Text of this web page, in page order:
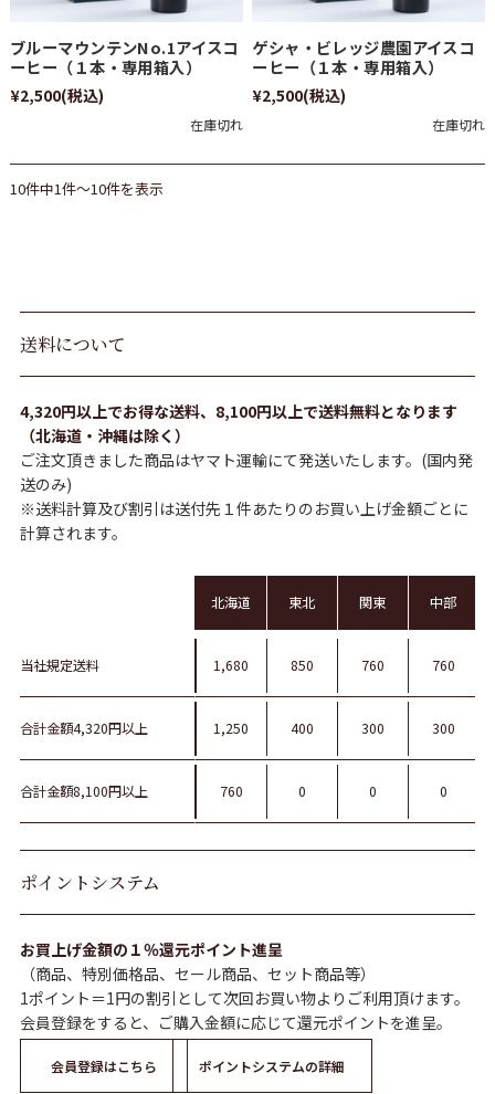
ブルーマウンテンNo.1アイスコ
ーヒー（１本・専用箱入）
¥2,500(税込)
在庫切れ
ゲシャ・ビレッジ農園アイスコ
ーヒー（１本・専用箱入）
¥2,500(税込)
在庫切れ
10件中1件～10件を表示
送料について
4,320円以上でお得な送料、8,100円以上で送料無料となります
（北海道・沖縄は除く）
ご注文頂きました商品はヤマト運輸にて発送いたします。(国内発
送のみ)
※送料計算及び割引は送付先１件あたりのお買い上げ金額ごとに
計算されます。
北海道 東北 関東 中部
当社規定送料 1,680 850 760 760
合計金額4,320円以上 1,250 400 300 300
合計金額8,100円以上 760 0 0 0
ポイントシステム
お買上げ金額の１％還元ポイント進呈
（商品、特別価格品、セール商品、セット商品等）
1ポイント＝1円の割引として次回お買い物よりご利用頂けます。
会員登録をすると、ご購入金額に応じて還元ポイントを進呈。
会員登録はこちら ポイントシステムの詳細